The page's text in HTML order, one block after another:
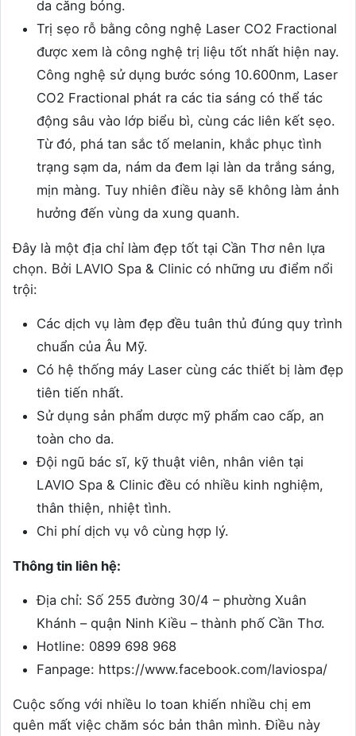
da căng bóng.
Trị sẹo rỗ bằng công nghệ Laser CO2 Fractional
được xem là công nghệ trị liệu tốt nhất hiện nay.
Công nghệ sử dụng bước sóng 10.600nm, Laser
CO2 Fractional phát ra các tia sáng có thể tác
động sâu vào lớp biểu bì, cùng các liên kết sẹo.
Từ đó, phá tan sắc tố melanin, khắc phục tình
trạng sạm da, nám da đem lại làn da trắng sáng,
mịn màng. Tuy nhiên điều này sẽ không làm ảnh
hưởng đến vùng da xung quanh.
Đây là một địa chỉ làm đẹp tốt tại Cần Thơ nên lựa
chọn. Bởi LAVIO Spa & Clinic có những ưu điểm nổi
trội:
Các dịch vụ làm đẹp đều tuân thủ đúng quy trình
chuẩn của Âu Mỹ.
Có hệ thống máy Laser cùng các thiết bị làm đẹp
tiên tiến nhất.
Sử dụng sản phẩm dược mỹ phẩm cao cấp, an
toàn cho da.
Đội ngũ bác sĩ, kỹ thuật viên, nhân viên tại
LAVIO Spa & Clinic đều có nhiều kinh nghiệm,
thân thiện, nhiệt tình.
Chi phí dịch vụ vô cùng hợp lý.
Thông tin liên hệ:
Địa chỉ: Số 255 đường 30/4 – phường Xuân
Khánh – quận Ninh Kiều – thành phố Cần Thơ.
Hotline: 0899 698 968
Fanpage: https://www.facebook.com/laviospa/
Cuộc sống với nhiều lo toan khiến nhiều chị em
quên mất việc chăm sóc bản thân mình. Điều này